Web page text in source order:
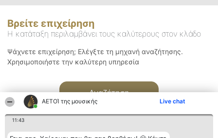
ΑΕΤΟΊ της μουσικής Live chat
11:43
Βρείτε επιχείρηση
Η κατάταξη περιλαμβάνει τους καλύτερους στον κλάδο
Ψάχνετε επιχείρηση; Ελέγξτε τη μηχανή αναζήτησης.
Χρησιμοποιήστε την καλύτερη υπηρεσία
Αναζήτηση